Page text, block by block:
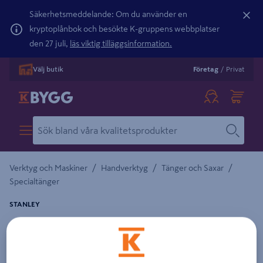
Säkerhetsmeddelande: Om du använder en
kryptoplånbok och besökte K-gruppens webbplatser
den 27 juli, läs viktig tilläggsinformation.
Välj butik Företag / Privat
Verktyg och Maskiner / Handverktyg / Tänger och Saxar /
Specialtänger
FIXERINGSTÅNG 1-69-100
STANLEY
Detaljerad beskrivning finns i produktbeskrivningsområdet